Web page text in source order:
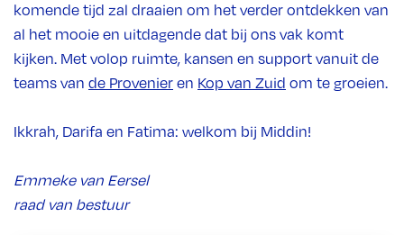
komende tijd zal draaien om het verder ontdekken van
al het mooie en uitdagende dat bij ons vak komt
kijken. Met volop ruimte, kansen en support vanuit de
teams van de Provenier en Kop van Zuid om te groeien.
Ikkrah, Darifa en Fatima: welkom bij Middin!
Emmeke van Eersel
raad van bestuur